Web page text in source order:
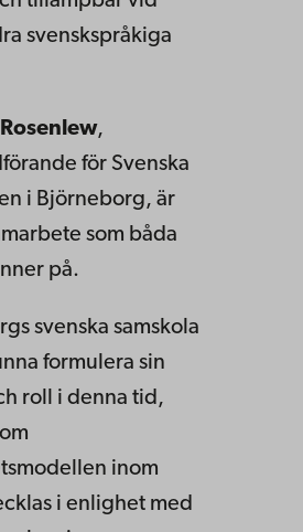
svenskspråkiga
,
för Svenska
i Björneborg, är
som båda
på.
svenska samskola
formulera sin
roll i denna tid,
inom
i enlighet med